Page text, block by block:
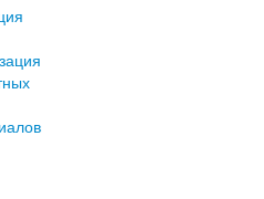
смесей
комплекс
и терминалы
доступа